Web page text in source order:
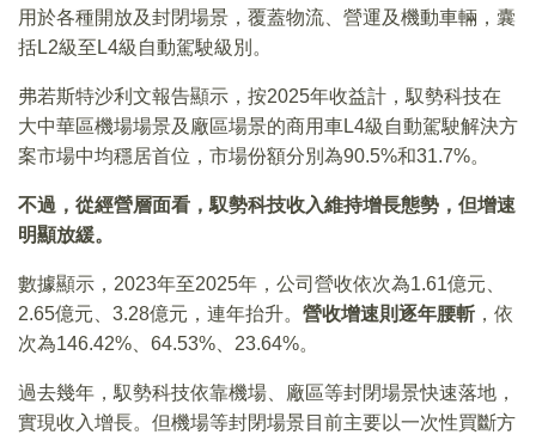
用於各種開放及封閉場景，覆蓋物流、營運及機動車輛，囊
括L2級至L4級自動駕駛級別。
弗若斯特沙利文報告顯示，按2025年收益計，馭勢科技在
大中華區機場場景及廠區場景的商用車L4級自動駕駛解決方
案市場中均穩居首位，市場份額分別為90.5%和31.7%。
不過，從經營層面看，馭勢科技收入維持增長態勢，但增速
明顯放緩。
數據顯示，2023年至2025年，公司營收依次為1.61億元、
2.65億元、3.28億元，連年抬升。 營收增速則逐年腰斬 ，依
次為146.42%、64.53%、23.64%。
過去幾年，馭勢科技依靠機場、廠區等封閉場景快速落地，
實現收入增長。但機場等封閉場景目前主要以一次性買斷方